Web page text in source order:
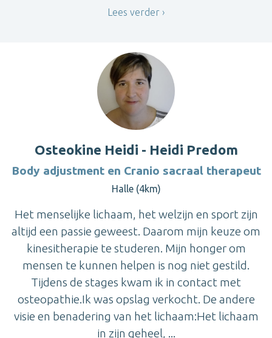
Lees verder
Osteokine Heidi - Heidi Predom
Body adjustment en Cranio sacraal therapeut
Halle (4km)
Het menselijke lichaam, het welzijn en sport zijn
altijd een passie geweest. Daarom mijn keuze om
kinesitherapie te studeren. Mijn honger om
mensen te kunnen helpen is nog niet gestild.
Tijdens de stages kwam ik in contact met
osteopathie.Ik was opslag verkocht. De andere
visie en benadering van het lichaam:Het lichaam
in zijn geheel, ...